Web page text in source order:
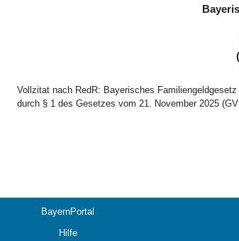
Vollzitat nach RedR: Bayerisches
durch § 1 des Gesetzes vom 21. November 2025
BayernPortal
Hilfe